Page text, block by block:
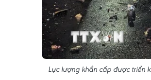
Lực lượng khẩn cấp được triển